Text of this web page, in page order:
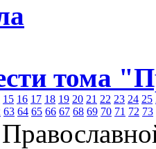
тома
15 16 17 18 19 20 21 22 23 24 25
63 64 65 66 67 68 69 70 71 72 73